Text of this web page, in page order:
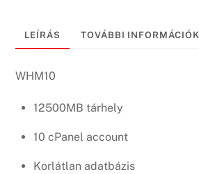
LEÍRÁS TOVÁBBI INFORMÁCIÓK
WHM10
12500MB tárhely
10 cPanel account
Korlátlan adatbázis